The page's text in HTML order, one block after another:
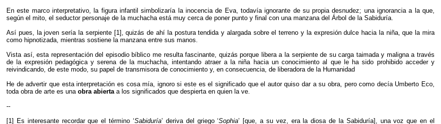
En este marco interpretativo, la figura infantil simbolizaría la inocencia de Eva, todavía ignorante de su propia desnudez; una ignorancia a la que,
según el mito, el seductor personaje de la muchacha está muy cerca de poner punto y final con una manzana del Árbol de la Sabiduría.
Así pues, la joven sería la serpiente [1], quizás de ahí la postura tendida y alargada sobre el terreno y la expresión dulce hacia la niña, que la mira
como hipnotizada, mientras sostiene la manzana entre sus manos.
Vista así, esta representación del episodio bíblico me resulta fascinante, quizás porque libera a la serpiente de su carga taimada y maligna a través
de la expresión pedagógica y serena de la muchacha, intentando atraer a la niña hacia un conocimiento al que le ha sido prohibido acceder y
reivindicando, de este modo, su papel de transmisora de conocimiento y, en consecuencia, de liberadora de la Humanidad
He de advertir que esta interpretación es cosa mía, ignoro si este es el significado que el autor quiso dar a su obra, pero como decía Umberto Eco,
toda obra de arte es unaobra abiertaa los significados que despierta en quien la ve.
--
[1] Es interesante recordar que el término ‘Sabiduría’ deriva del griego ‘Sophia’ [que, a su vez, era la diosa de la Sabiduría], una voz que en el